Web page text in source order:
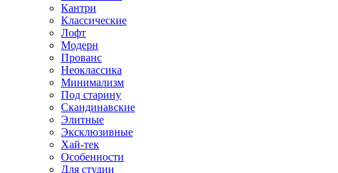
Кантри
Классические
Лофт
Модерн
Прованс
Неоклассика
Минимализм
Под старину
Скандинавские
Элитные
Эксклюзивные
Хай-тек
Особенности
Для студии